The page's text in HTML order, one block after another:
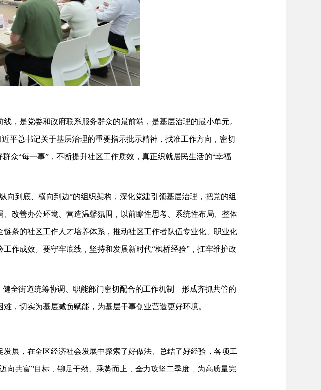
，是党委和政府联系服务群众的最前端，是基层治理的最小单元。
平总书记关于基层治理的重要指示批示精神，找准工作方向，密切
众“每一事”，不断提升社区工作质效，真正织就居民生活的“幸福
到底、横向到边”的组织架构，深化党建引领基层治理，把党的组
改善办公环境、营造温馨氛围，以前瞻性思考、系统性布局、整体
条的社区工作人才培养体系，推动社区工作者队伍专业化、职业化
作成效。要守牢底线，坚持和发展新时代“枫桥经验”，扛牢维护政
全街道统筹协调、职能部门密切配合的工作机制，形成齐抓共管的
，切实为基层减负赋能，为基层干事创业营造更好环境。
展，在全区经济社会发展中探索了好做法、总结了好经验，各项工
向共富”目标，铆足干劲、乘势而上，全力攻坚二季度，为高质量完